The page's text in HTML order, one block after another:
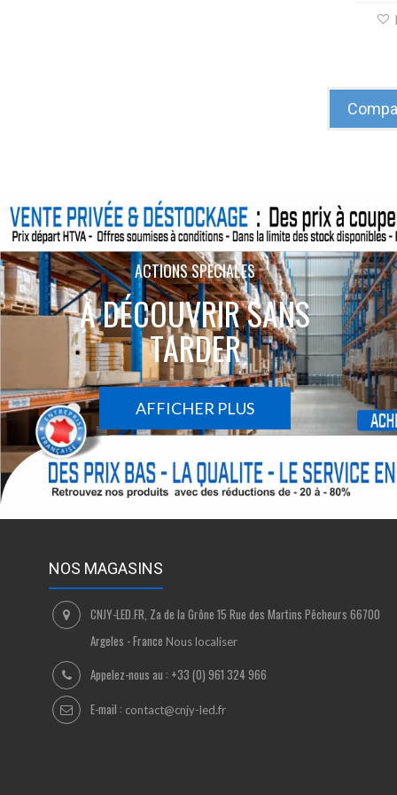
ACTIONS SPÉCIALES
À DÉCOUVRIR SANS
TARDER
AFFICHER PLUS
NOS MAGASINS
CNJY-LED.FR, Za de la Grône 15 Rue des Martins Pêcheurs 66700
Argeles - France Nous localiser
Appelez-nous au : +33 (0) 961 324 966
E-mail : contact@cnjy-led.fr